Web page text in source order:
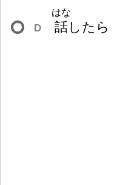
D 話
はな
したら